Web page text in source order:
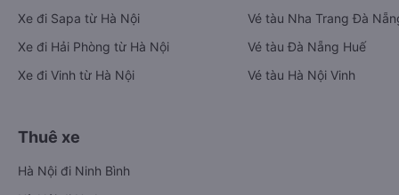
Xe đi Sapa từ Hà Nội
Xe đi Hải Phòng từ Hà Nội
Xe đi Vinh từ Hà Nội
Vé tàu Nha Trang Đà
Vé tàu Đà Nẵng Huế
Vé tàu Hà Nội Vinh
Thuê xe
Hà Nội đi Ninh Bình